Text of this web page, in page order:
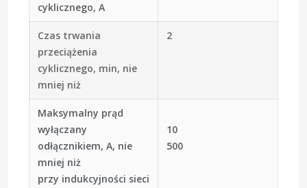
cyklicznego, A
Czas trwania
przeciążenia
cyklicznego, min, nie
mniej niż
2
Maksymalny prąd
wyłączany
odłącznikiem, A, nie
mniej niż
przy indukcyjności sieci
10
500